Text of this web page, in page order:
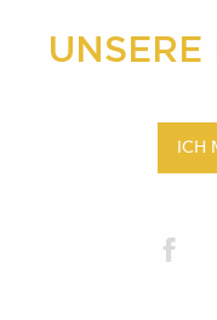
ICH